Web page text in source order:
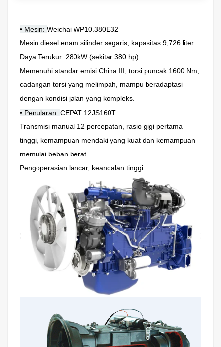
• Mesin: Weichai WP10.380E32
Mesin diesel enam silinder segaris, kapasitas 9,726 liter.
Daya Terukur: 280kW (sekitar 380 hp)
Memenuhi standar emisi China III, torsi puncak 1600 Nm,
cadangan torsi yang melimpah, mampu beradaptasi
dengan kondisi jalan yang kompleks.
• Penularan: CEPAT 12JS160T
Transmisi manual 12 percepatan, rasio gigi pertama
tinggi, kemampuan mendaki yang kuat dan kemampuan
memulai beban berat.
Pengoperasian lancar, keandalan tinggi.